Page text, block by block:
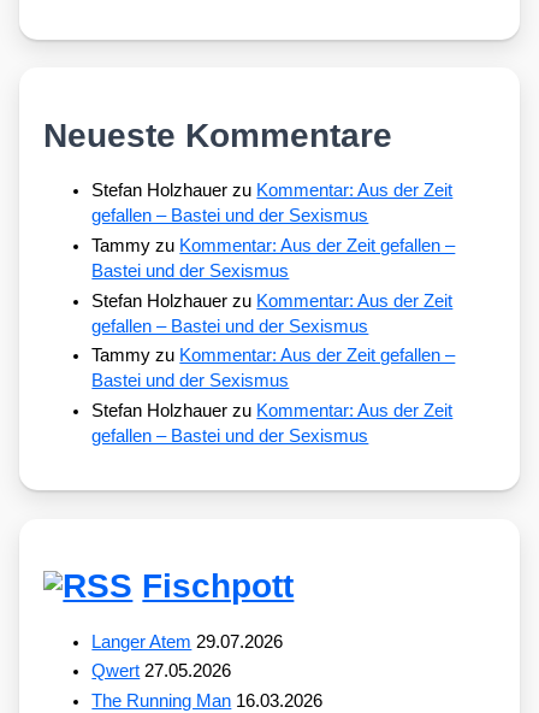
Neueste Kommentare
Stefan Holzhauer zu Kommentar: Aus der Zeit
gefallen – Bastei und der Sexismus
Tammy zu Kommentar: Aus der Zeit gefallen –
Bastei und der Sexismus
Stefan Holzhauer zu Kommentar: Aus der Zeit
gefallen – Bastei und der Sexismus
Tammy zu Kommentar: Aus der Zeit gefallen –
Bastei und der Sexismus
Stefan Holzhauer zu Kommentar: Aus der Zeit
gefallen – Bastei und der Sexismus
Fischpott
Langer Atem 29.07.2026
Qwert 27.05.2026
The Running Man 16.03.2026